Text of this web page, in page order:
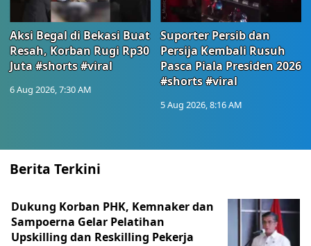
Aksi Begal di Bekasi Buat
Resah, Korban Rugi Rp30
Juta #shorts #viral
6 Aug 2026, 7:30 AM
Suporter Persib dan
Persija Kembali Rusuh
Pasca Piala Presiden 2026
#shorts #viral
5 Aug 2026, 8:16 AM
Berita Terkini
Dukung Korban PHK, Kemnaker dan
Sampoerna Gelar Pelatihan
Upskilling dan Reskilling Pekerja